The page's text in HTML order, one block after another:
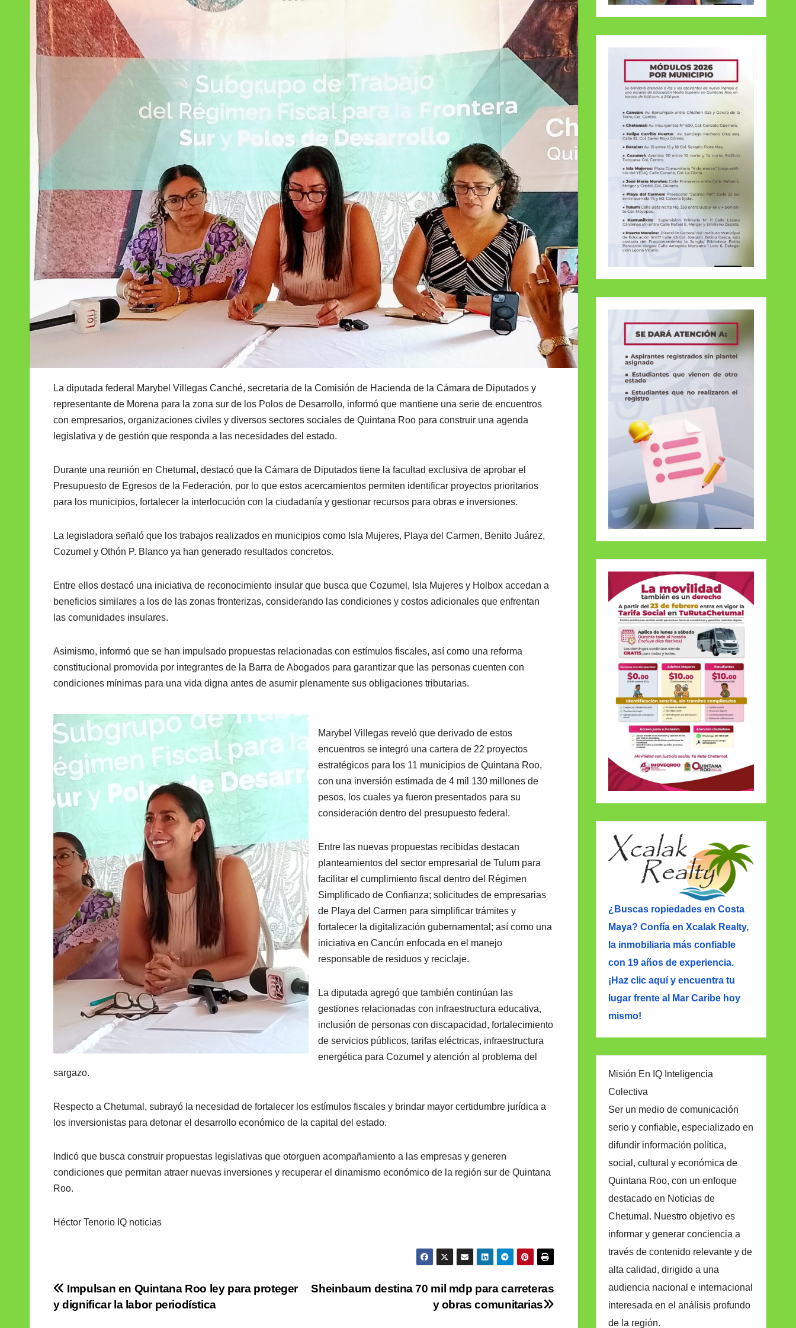
La diputada federal Marybel Villegas Canché, secretaria de la Comisión de Hacienda de la Cámara de Diputados y
representante de Morena para la zona sur de los Polos de Desarrollo, informó que mantiene una serie de encuentros
con empresarios, organizaciones civiles y diversos sectores sociales de Quintana Roo para construir una agenda
legislativa y de gestión que responda a las necesidades del estado.
Durante una reunión en Chetumal, destacó que la Cámara de Diputados tiene la facultad exclusiva de aprobar el
Presupuesto de Egresos de la Federación, por lo que estos acercamientos permiten identificar proyectos prioritarios
para los municipios, fortalecer la interlocución con la ciudadanía y gestionar recursos para obras e inversiones.
La legisladora señaló que los trabajos realizados en municipios como Isla Mujeres, Playa del Carmen, Benito Juárez,
Cozumel y Othón P. Blanco ya han generado resultados concretos.
Entre ellos destacó una iniciativa de reconocimiento insular que busca que Cozumel, Isla Mujeres y Holbox accedan a
beneficios similares a los de las zonas fronterizas, considerando las condiciones y costos adicionales que enfrentan
las comunidades insulares.
Asimismo, informó que se han impulsado propuestas relacionadas con estímulos fiscales, así como una reforma
constitucional promovida por integrantes de la Barra de Abogados para garantizar que las personas cuenten con
condiciones mínimas para una vida digna antes de asumir plenamente sus obligaciones tributarias.
Marybel Villegas reveló que derivado de estos
encuentros se integró una cartera de 22 proyectos
estratégicos para los 11 municipios de Quintana Roo,
con una inversión estimada de 4 mil 130 millones de
pesos, los cuales ya fueron presentados para su
consideración dentro del presupuesto federal.
Entre las nuevas propuestas recibidas destacan
planteamientos del sector empresarial de Tulum para
facilitar el cumplimiento fiscal dentro del Régimen
Simplificado de Confianza; solicitudes de empresarias
de Playa del Carmen para simplificar trámites y
fortalecer la digitalización gubernamental; así como una
iniciativa en Cancún enfocada en el manejo
responsable de residuos y reciclaje.
La diputada agregó que también continúan las
gestiones relacionadas con infraestructura educativa,
inclusión de personas con discapacidad, fortalecimiento
de servicios públicos, tarifas eléctricas, infraestructura
energética para Cozumel y atención al problema del
sargazo.
Respecto a Chetumal, subrayó la necesidad de fortalecer los estímulos fiscales y brindar mayor certidumbre jurídica a
los inversionistas para detonar el desarrollo económico de la capital del estado.
Indicó que busca construir propuestas legislativas que otorguen acompañamiento a las empresas y generen
condiciones que permitan atraer nuevas inversiones y recuperar el dinamismo económico de la región sur de Quintana
Roo.
Héctor Tenorio IQ noticias
Navegación
de
Sheinbaum destina 70 mil mdp para carreteras
y obras comunitarias
Impulsan en Quintana Roo ley para proteger
y dignificar la labor periodística
¿Buscas ropiedades en Costa
Maya? Confía en Xcalak Realty,
la inmobiliaria más confiable
con 19 años de experiencia.
¡Haz clic aquí y encuentra tu
lugar frente al Mar Caribe hoy
mismo!
Misión En IQ Inteligencia
Colectiva
Ser un medio de comunicación
serio y confiable, especializado en
difundir información política,
social, cultural y económica de
Quintana Roo, con un enfoque
destacado en Noticias de
Chetumal. Nuestro objetivo es
informar y generar conciencia a
través de contenido relevante y de
alta calidad, dirigido a una
audiencia nacional e internacional
interesada en el análisis profundo
de la región.